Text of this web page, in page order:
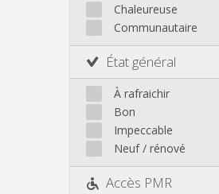
Chaleureuse
Communautaire
État général
À rafraichir
Bon
Impeccable
Neuf / rénové
Accès PMR